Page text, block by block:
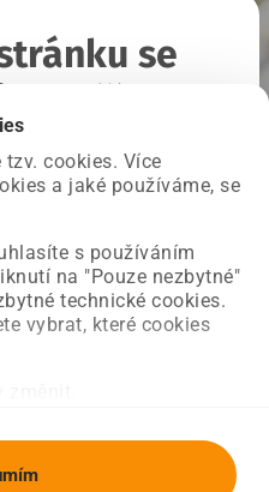
cookies. Více
a jaké používáme, se
s používáním
na "Pouze nezbytné"
technické cookies.
vybrat, které cookies
se
a už ji opravujeme.
požadovanou stránku.
Úvodní strana